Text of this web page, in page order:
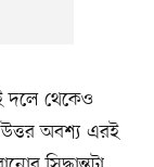
দলে থেকেও
অবশ্য এরই